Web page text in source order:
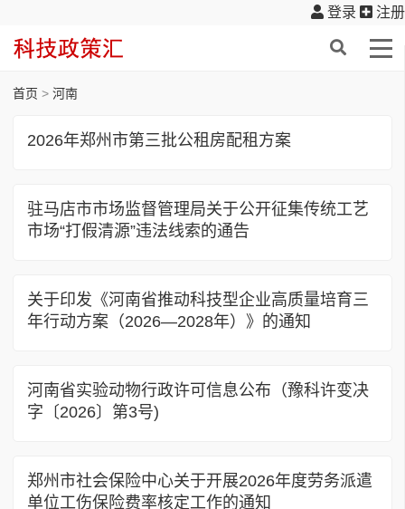
登录 注册
首页 > 河南
2026年郑州市第三批公租房配租方案
驻马店市市场监督管理局关于公开征集传统工艺
市场“打假清源”违法线索的通告
关于印发《河南省推动科技型企业高质量培育三
年行动方案（2026—2028年）》的通知
河南省实验动物行政许可信息公布（豫科许变决
字〔2026〕第3号)
郑州市社会保险中心关于开展2026年度劳务派遣
单位工伤保险费率核定工作的通知